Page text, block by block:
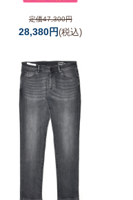
定価47,300円
28,380円(税込)